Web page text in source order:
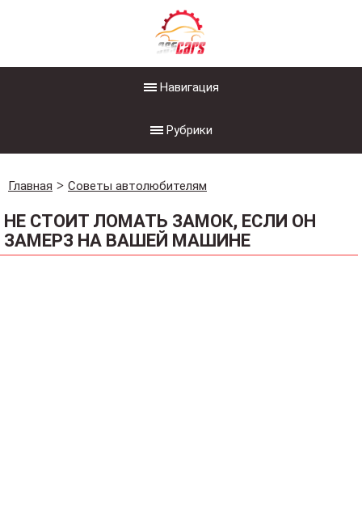
Навигация
Рубрики
Главная Советы автолюбителям
НЕ СТОИТ ЛОМАТЬ ЗАМОК, ЕСЛИ ОН
ЗАМЕРЗ НА ВАШЕЙ МАШИНЕ